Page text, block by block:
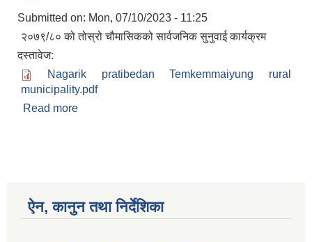
Submitted on: Mon, 07/10/2023 - 11:25
२०७९/८० को तोस्रो चौमासिकको सार्वजनिक सुनुवाई कार्यक्रम
दस्तावेज:
Nagarik pratibedan Temkemmaiyung rural
municipality.pdf
Read more
ऐन, कानुन तथा निर्देशिका